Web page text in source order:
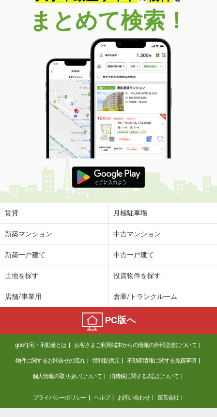
まとめて検索！
賃貸 月極駐車場
新築マンション 中古マンション
新築一戸建て 中古一戸建て
土地を探す 投資物件を探す
店舗/事業用 倉庫/トランクルーム
PC版へ
goo住宅・不動産とは お客さまご利用端末からの情報の外部送信について
物件に関するお問合せの流れ 情報提供元 不動産情報に関する免責事項
個人情報の取り扱いについて 消費税に関する表記について
プライバシーポリシー ヘルプ お問い合わせ 運営会社